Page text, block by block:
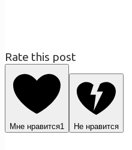
Rate this post
Мне нравится1 Не нравится